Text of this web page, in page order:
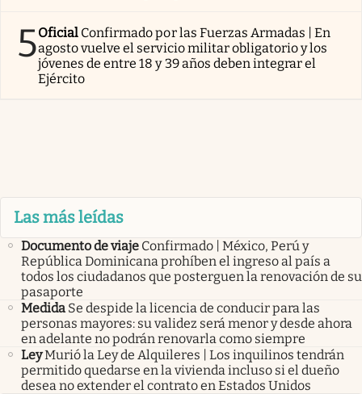
5Oficial Confirmado por las Fuerzas Armadas | En
agosto vuelve el servicio militar obligatorio y los
jóvenes de entre 18 y 39 años deben integrar el
Ejército
Las más leídas
Documento de viaje Confirmado | México, Perú y
República Dominicana prohíben el ingreso al país a
todos los ciudadanos que posterguen la renovación de su
pasaporte
Medida Se despide la licencia de conducir para las
personas mayores: su validez será menor y desde ahora
en adelante no podrán renovarla como siempre
LeyMurió la Ley de Alquileres | Los inquilinos tendrán
permitido quedarse en la vivienda incluso si el dueño
desea no extender el contrato en Estados Unidos